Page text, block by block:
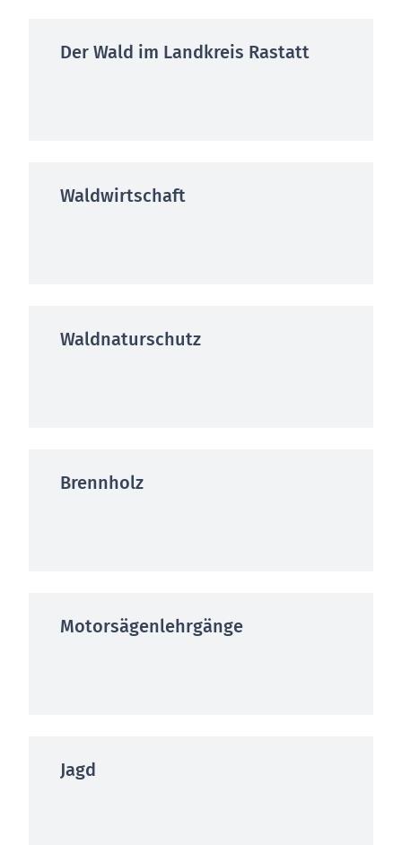
Der Wald im Landkreis Rastatt
Waldwirtschaft
Waldnaturschutz
Brennholz
Motorsägenlehrgänge
Jagd